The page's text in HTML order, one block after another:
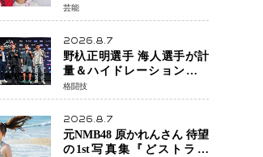
とらんす少女ちゃん』11月7
日公開 未来の自分との対話
を描く注目作
芸能
2026.8.7
野杁正明選手 海人選手が計
量＆ハイドレーションテス
トをクリア「ONE
SAMURAI 2」決戦へ万全の
準備整う
格闘技
2026.8.7
元NMB48 原かれんさん 待望
の1st写真集『どストライ